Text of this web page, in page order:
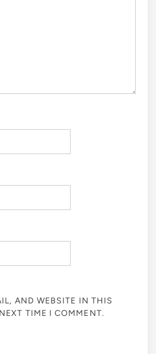
AND WEBSITE IN THIS
TIME I COMMENT.